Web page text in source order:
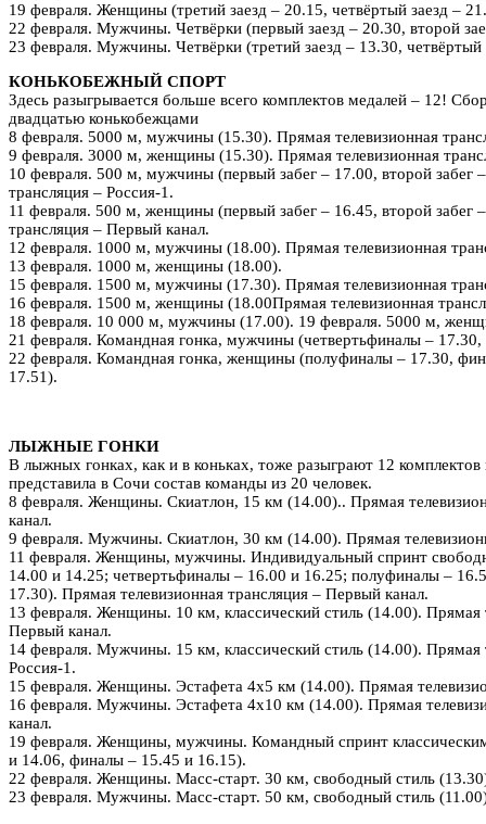
19 февраля. Женщины (третий заезд – 20.15, четвёртый заезд –
22 февраля. Мужчины. Четвёрки (первый заезд – 20.30, второй
23 февраля. Мужчины. Четвёрки (третий заезд – 13.30, четвёртый
КОНЬКОБЕЖНЫЙ СПОРТ
Здесь разыгрывается больше всего комплектов медалей – 12!
двадцатью конькобежцами
8 февраля. 5000 м, мужчины (15.30). Прямая телевизионная
9 февраля. 3000 м, женщины (15.30). Прямая телевизионная
10 февраля. 500 м, мужчины (первый забег – 17.00, второй забег
трансляция – Россия-1.
11 февраля. 500 м, женщины (первый забег – 16.45, второй забег
трансляция – Первый канал.
12 февраля. 1000 м, мужчины (18.00). Прямая телевизионная
13 февраля. 1000 м, женщины (18.00).
15 февраля. 1500 м, мужчины (17.30). Прямая телевизионная
16 февраля. 1500 м, женщины (18.00Прямая телевизионная
18 февраля. 10 000 м, мужчины (17.00). 19 февраля. 5000 м,
21 февраля. Командная гонка, мужчины (четвертьфиналы –
22 февраля. Командная гонка, женщины (полуфиналы – 17.30,
17.51).
ЛЫЖНЫЕ ГОНКИ
В лыжных гонках, как и в коньках, тоже разыграют 12
представила в Сочи состав команды из 20 человек.
8 февраля. Женщины. Скиатлон, 15 км (14.00).. Прямая
канал.
9 февраля. Мужчины. Скиатлон, 30 км (14.00). Прямая
11 февраля. Женщины, мужчины. Индивидуальный спринт
14.00 и 14.25; четвертьфиналы – 16.00 и 16.25; полуфиналы –
17.30). Прямая телевизионная трансляция – Первый канал.
13 февраля. Женщины. 10 км, классический стиль (14.00). Прямая
Первый канал.
14 февраля. Мужчины. 15 км, классический стиль (14.00). Прямая
Россия-1.
15 февраля. Женщины. Эстафета 4х5 км (14.00). Прямая
16 февраля. Мужчины. Эстафета 4х10 км (14.00). Прямая
канал.
19 февраля. Женщины, мужчины. Командный спринт
и 14.06, финалы – 15.45 и 16.15).
22 февраля. Женщины. Масс-старт. 30 км, свободный стиль
23 февраля. Мужчины. Масс-старт. 50 км, свободный стиль